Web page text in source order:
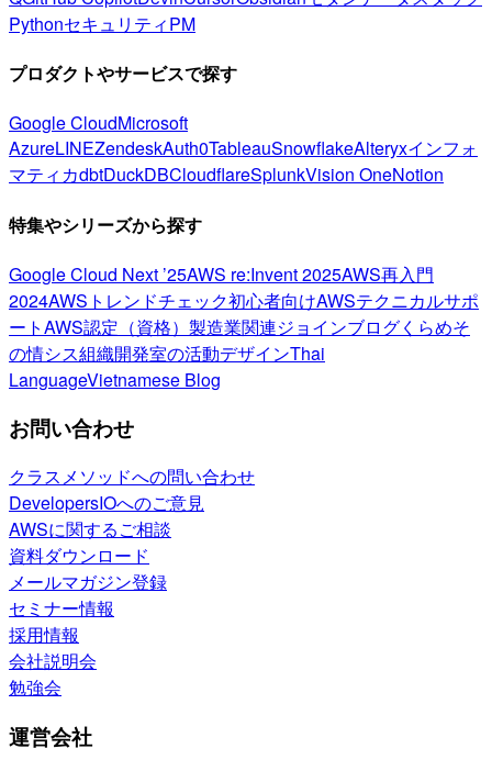
PythonセキュリティPM
プロダクトやサービスで探す
Google CloudMicrosoft
AzureLINEZendeskAuth0TableauSnowflakeAlteryxインフォ
マティカdbtDuckDBCloudflareSplunkVision OneNotion
特集やシリーズから探す
Google Cloud Next ’25AWS re:Invent 2025AWS再入門
2024AWSトレンドチェック初心者向けAWSテクニカルサポ
ートAWS認定（資格） 製造業関連ジョインブログくらめそ
の情シス組織開発室の活動デザインThai
LanguageVietnamese Blog
お問い合わせ
クラスメソッドへの問い合わせ
DevelopersIOへのご意見
AWSに関するご相談
資料ダウンロード
メールマガジン登録
セミナー情報
採用情報
会社説明会
勉強会
運営会社